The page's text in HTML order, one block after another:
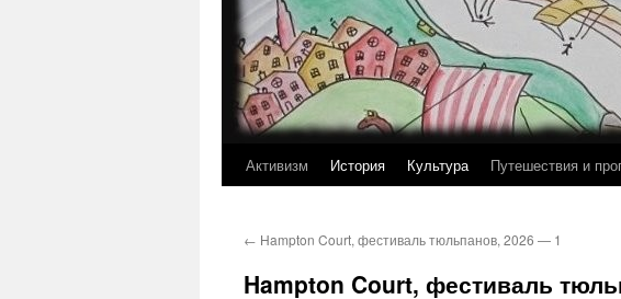
Активизм История Культура Путешествия и
← Hampton Court, фестиваль тюльпанов, 2026 — 1
Hampton Court, фестиваль